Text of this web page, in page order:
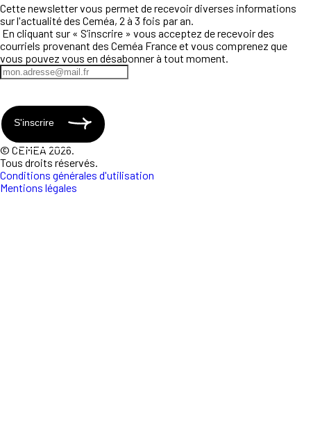
Cette newsletter vous permet de recevoir diverses informations
sur l'actualité des Ceméa, 2 à 3 fois par an.
En cliquant sur « S’inscrire » vous acceptez de recevoir des
courriels provenant des Ceméa France et vous comprenez que
vous pouvez vous en désabonner à tout moment.
S'inscrire
© CEMEA 2026.
Tous droits réservés.
Conditions générales d'utilisation
Mentions légales